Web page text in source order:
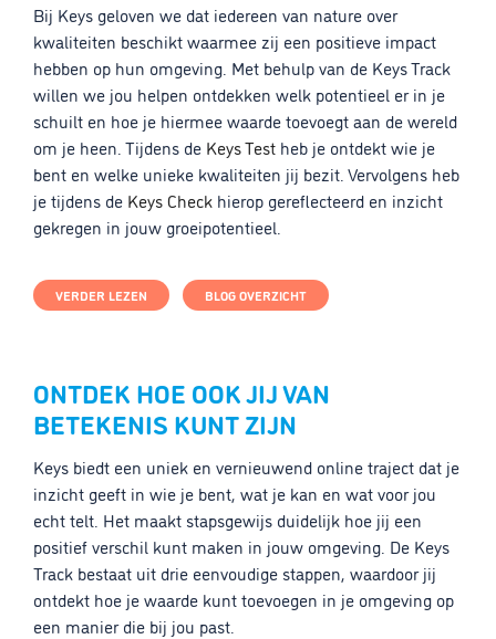
Bij Keys geloven we dat iedereen van nature over
kwaliteiten beschikt waarmee zij een positieve impact
hebben op hun omgeving. Met behulp van de Keys Track
willen we jou helpen ontdekken welk potentieel er in je
schuilt en hoe je hiermee waarde toevoegt aan de wereld
om je heen. Tijdens de Keys Test heb je ontdekt wie je
bent en welke unieke kwaliteiten jij bezit. Vervolgens heb
je tijdens de Keys Check hierop gereflecteerd en inzicht
gekregen in jouw groeipotentieel.
VERDER LEZEN BLOG OVERZICHT
ONTDEK HOE OOK JIJ VAN
BETEKENIS KUNT ZIJN
Keys biedt een uniek en vernieuwend online traject dat je
inzicht geeft in wie je bent, wat je kan en wat voor jou
echt telt. Het maakt stapsgewijs duidelijk hoe jij een
positief verschil kunt maken in jouw omgeving. De Keys
Track bestaat uit drie eenvoudige stappen, waardoor jij
ontdekt hoe je waarde kunt toevoegen in je omgeving op
een manier die bij jou past.